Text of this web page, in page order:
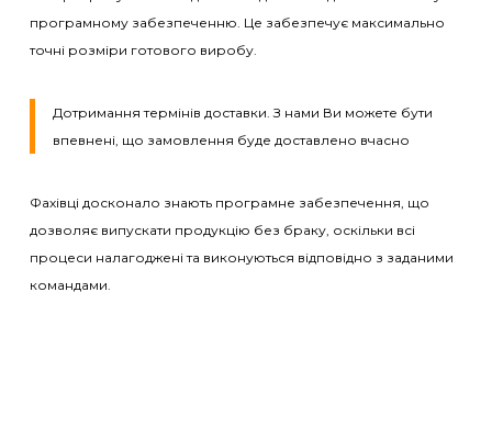
програмному забезпеченню. Це забезпечує максимально
точні розміри готового виробу.
Дотримання термінів доставки. З нами Ви можете бути
впевнені, що замовлення буде доставлено вчасно
Фахівці досконало знають програмне забезпечення, що
дозволяє випускати продукцію без браку, оскільки всі
процеси налагоджені та виконуються відповідно з заданими
командами.